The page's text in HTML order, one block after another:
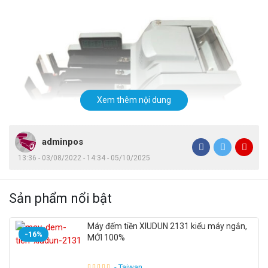
Xem thêm nội dung
adminpos
13:36 - 03/08/2022 - 14:34 - 05/10/2025
Sản phẩm nổi bật
-16%
Máy đếm tiền XIUDUN 2131 kiểu máy ngắn,
MỚI 100%